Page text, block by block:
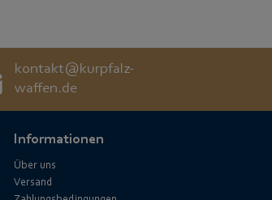
kontakt@kurpfalz-
waffen.de
Informationen
Über uns
Versand